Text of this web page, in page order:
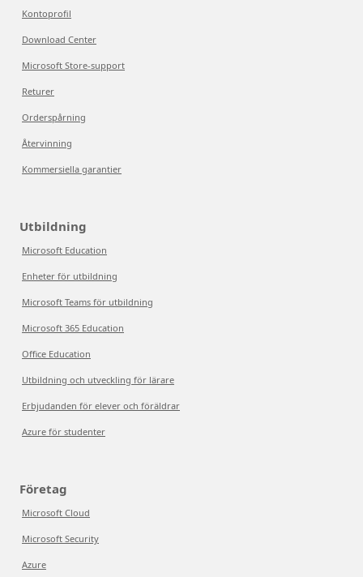
Kontoprofil
Download Center
Microsoft Store-support
Returer
Orderspårning
Återvinning
Kommersiella garantier
Utbildning
Microsoft Education
Enheter för utbildning
Microsoft Teams för utbildning
Microsoft 365 Education
Office Education
Utbildning och utveckling för lärare
Erbjudanden för elever och föräldrar
Azure för studenter
Företag
Microsoft Cloud
Microsoft Security
Azure